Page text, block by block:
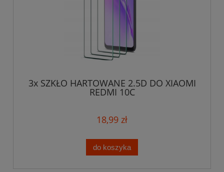
3x SZKŁO HARTOWANE 2.5D DO XIAOMI
REDMI 10C
18,99 zł
do koszyka